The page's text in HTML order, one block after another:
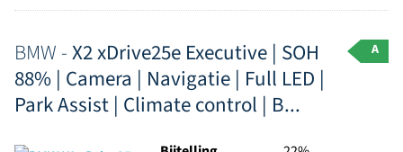
BMW -X2 xDrive25e Executive | SOH
88% | Camera | Navigatie | Full LED |
Park Assist | Climate control | B...
A